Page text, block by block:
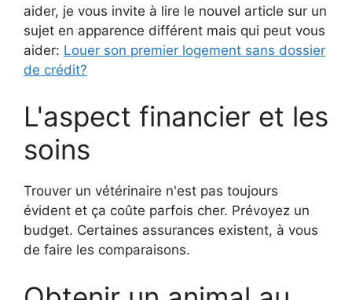
aider, je vous invite à lire le nouvel article sur un
sujet en apparence différent mais qui peut vous
aider: Louer son premier logement sans dossier
de crédit?
L'aspect financier et les
soins
Trouver un vétérinaire n'est pas toujours
évident et ça coûte parfois cher. Prévoyez un
budget. Certaines assurances existent, à vous
de faire les comparaisons.